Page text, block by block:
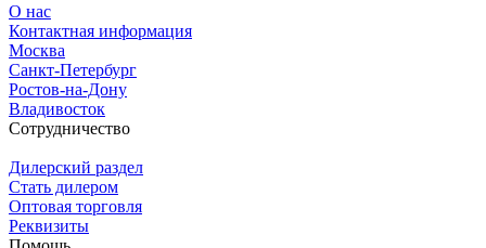
О нас
Контактная информация
Москва
Санкт-Петербург
Ростов-на-Дону
Владивосток
Сотрудничество
Дилерский раздел
Стать дилером
Оптовая торговля
Реквизиты